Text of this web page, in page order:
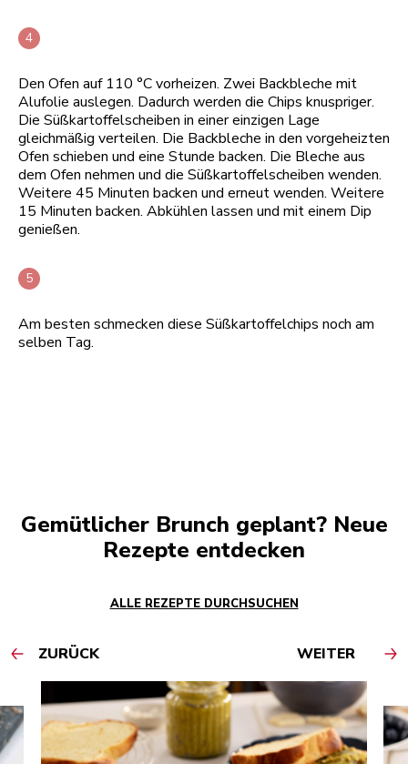
Den Ofen auf 110 °C vorheizen. Zwei Backbleche mit
Alufolie auslegen. Dadurch werden die Chips knuspriger.
Die Süßkartoffelscheiben in einer einzigen Lage
gleichmäßig verteilen. Die Backbleche in den vorgeheizten
Ofen schieben und eine Stunde backen. Die Bleche aus
dem Ofen nehmen und die Süßkartoffelscheiben wenden.
Weitere 45 Minuten backen und erneut wenden. Weitere
15 Minuten backen. Abkühlen lassen und mit einem Dip
genießen.
Am besten schmecken diese Süßkartoffelchips noch am
selben Tag.
Gemütlicher Brunch geplant? Neue
Rezepte entdecken
ALLE REZEPTE DURCHSUCHEN
ZURÜCK WEITER